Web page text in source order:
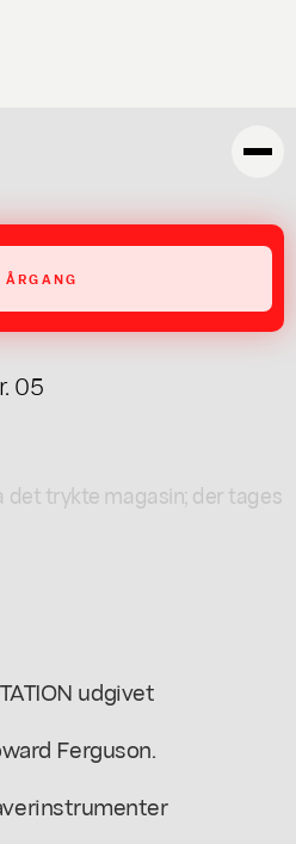
05
det trykte magasin; der tages
udgivet
Ferguson.